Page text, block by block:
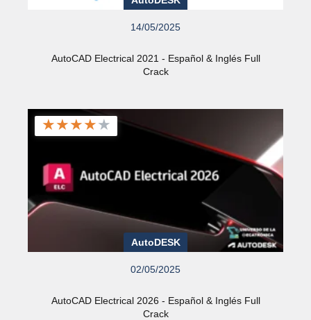
14/05/2025
AutoCAD Electrical 2021 - Español & Inglés Full
Crack
★★★★★
AutoDESK
02/05/2025
AutoCAD Electrical 2026 - Español & Inglés Full
Crack